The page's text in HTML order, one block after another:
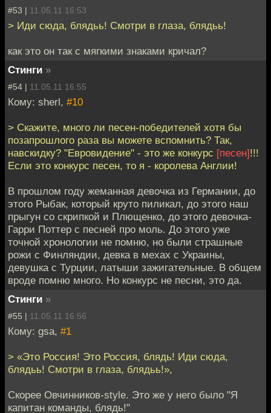
#53 | 11.05.11 16:53
> Иди сюда, блядьь! Смотри в глаза, блядьь!
как это он так с мягкими знаками кричал?
Стинги »
#54 | 11.05.11 16:55
Кому: sherl, #10
> Скажите, много ли песен-победителей хотя бы
позапрошлого раза вы можете вспомнить? Так,
навскидку? "Евровидение" - это же конкурс [песен]!!!
Если это конкурс песен, то я - королева Англии!
В прошлом году жеманная девочка из Германии, до
этого Рыбак, который круто пиликал, до этого наш
прыгун со скрипкой и Плющенко, до этого девочка-
Гарри Поттер с песней про моль. До этого уже
точной хронологии не помню, но были страшные
рожи с Финляндии, девка в мехах с Украины,
девушка с Турции, латыши зажигательные. В общем
вроде помню много. Но конкурс не песни, это да.
Стинги »
#55 | 11.05.11 16:56
Кому: gsa, #1
> «Это Россия! Это Россия, блядь! Иди сюда,
блядьь! Смотри в глаза, блядьь!»,
Скорее Овчинников-style. Это же у него было "Я
капитан команды, блядь!"